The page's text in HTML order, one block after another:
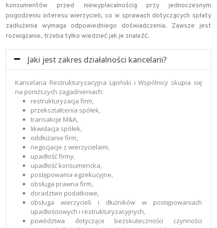
konsumentów przed niewypłacalnością przy jednoczesnym
pogodzeniu interesu wierzycieli, co w sprawach dotyczących spłaty
zadłużenia wymaga odpowiedniego doświadczenia. Zawsze jest
rozwiązanie, trzeba tylko wiedzieć jak je znaleźć.
Jaki jest zakres działalności kancelarii?
Kancelaria Restrukturyzacyjna Lipiński i Wspólnicy skupia się
na poniższych zagadnieniach:
restrukturyzacja firm,
przekształcenia spółek,
transakcje M&A,
likwidacja spółek,
oddłużanie firm,
negocjacje z wierzycielami,
upadłość firmy,
upadłość konsumencka,
postępowania egzekucyjne,
obsługa prawna firm,
doradztwo podatkowe,
obsługa wierzycieli i dłużników w postępowaniach
upadłościowych i restrukturyzacyjnych,
powództwa dotyczące bezskuteczności czynności